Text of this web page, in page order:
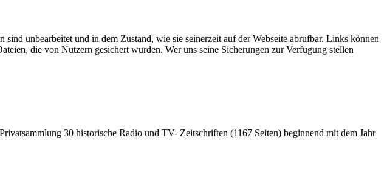
unbearbeitet und in dem Zustand, wie sie seinerzeit auf der Webseite abrufbar. Links können
die von Nutzern gesichert wurden. Wer uns seine Sicherungen zur Verfügung stellen
30 historische Radio und TV- Zeitschriften (1167 Seiten) beginnend mit dem Jahr